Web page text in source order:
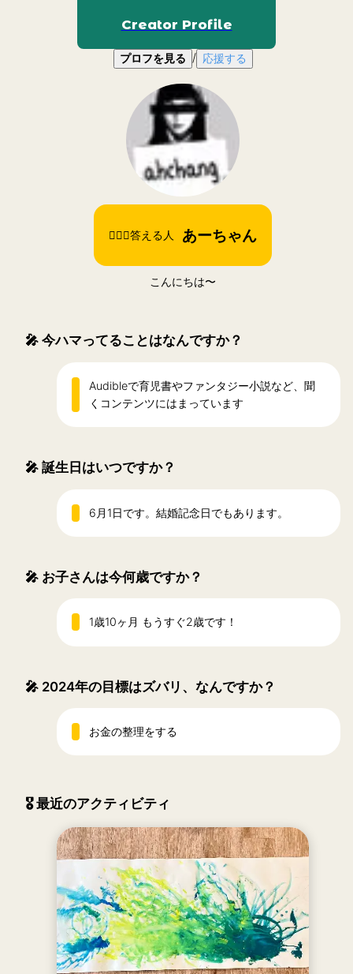
Creator Profile
プロフを見る / 応援する
🙋🏻‍♀️答える人 あーちゃん
こんにちは〜
🎤 今ハマってることはなんですか？
Audibleで育児書やファンタジー小説など、聞
くコンテンツにはまっています
🎤 誕生日はいつですか？
6月1日です。結婚記念日でもあります。
🎤 お子さんは今何歳ですか？
1歳10ヶ月 もうすぐ2歳です！
🎤 2024年の目標はズバリ、なんですか？
お金の整理をする
🎖 最近のアクティビティ